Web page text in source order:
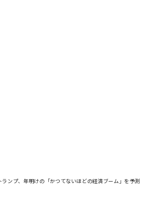
ランプ、年明けの「かつてないほどの経済ブーム」を予測